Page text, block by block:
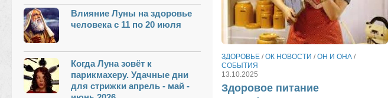
ЗДОРОВЬЕ /ОК НОВОСТИ /ОН И ОНА /
СОБЫТИЯ
13.10.2025
Здоровое питание
Влияние Луны на здоровье
человека с 11 по 20 июля
Когда Луна зовёт к
парикмахеру. Удачные дни
для стрижки апрель - май -